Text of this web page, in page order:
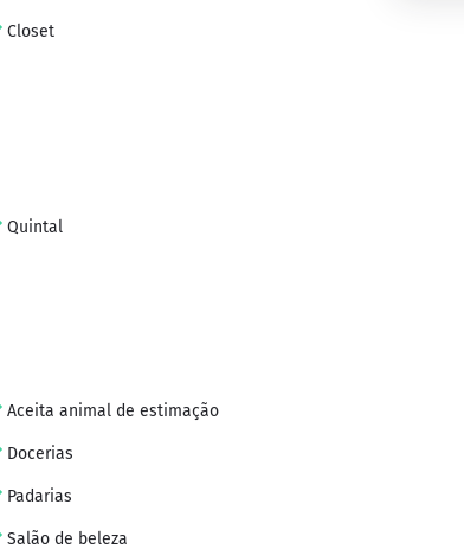
Closet
Quintal
Aceita animal de estimação
Docerias
Padarias
Salão de beleza